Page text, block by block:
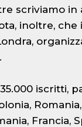
scriviamo in
inoltre, che
iscritti,
Francia,